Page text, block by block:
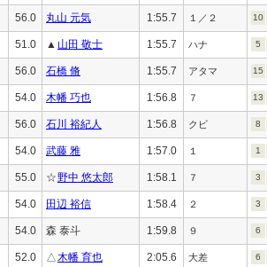
56.0 丸山 元気 1:55.7 １／２ 10
51.0 ▲ 山田 敬士 1:55.7 ハナ 5
56.0 石橋 脩 1:55.7 アタマ 15
54.0 木幡 巧也 1:56.8 ７ 13
56.0 石川 裕紀人 1:56.8 クビ 8
54.0 武藤 雅 1:57.0 １ 1
55.0 ☆野中 悠太郎 1:58.1 ７ 3
54.0 田辺 裕信 1:58.4 ２ 3
54.0 森 泰斗 1:59.8 ９ 6
52.0 △木幡 育也 2:05.6 大差 6